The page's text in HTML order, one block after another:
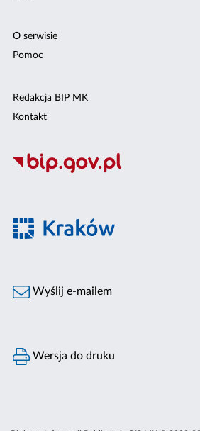
O serwisie
Pomoc
Redakcja BIP MK
Kontakt
Wyślij e-mailem
Wersja do druku